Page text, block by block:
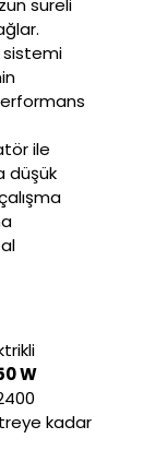
süreli
sistemi
ile
düşük
W
kadar